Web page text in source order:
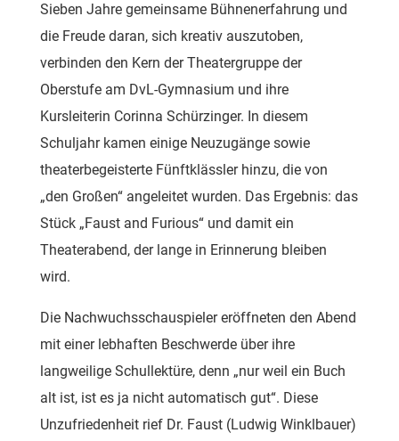
Sieben Jahre gemeinsame Bühnenerfahrung und
die Freude daran, sich kreativ auszutoben,
verbinden den Kern der Theatergruppe der
Oberstufe am DvL-Gymnasium und ihre
Kursleiterin Corinna Schürzinger. In diesem
Schuljahr kamen einige Neuzugänge sowie
theaterbegeisterte Fünftklässler hinzu, die von
„den Großen“ angeleitet wurden. Das Ergebnis: das
Stück „Faust and Furious“ und damit ein
Theaterabend, der lange in Erinnerung bleiben
wird.
Die Nachwuchsschauspieler eröffneten den Abend
mit einer lebhaften Beschwerde über ihre
langweilige Schullektüre, denn „nur weil ein Buch
alt ist, ist es ja nicht automatisch gut“. Diese
Unzufriedenheit rief Dr. Faust (Ludwig Winklbauer)